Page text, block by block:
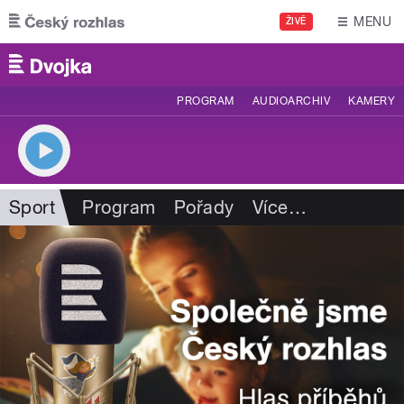
Přejít k hlavnímu obsahu
ŽIVĚ MENU
PROGRAM AUDIOARCHIV KAMERY
Sport Program Pořady Více…